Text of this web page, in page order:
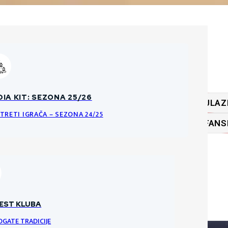
DATOTEKE
KLUBA
TRADICIJE
PRAVILA O PRODAJI ULAZNICA
I PRAVILA ULAZNICA ZA HNK GORICU
KIT: SEZONA 25/26
IGRAČA – SEZONA 24/25